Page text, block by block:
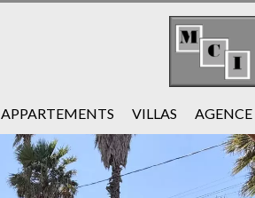
APPARTEMENTS VILLAS AGENCE